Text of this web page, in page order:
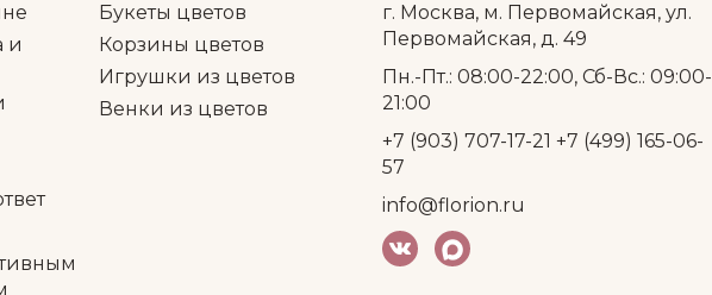
и
Букеты цветов
Корзины цветов
Игрушки из цветов
Венки из цветов
г. Москва, м. Первомайская, ул.
Первомайская, д. 49
Пн.-Пт.: 08:00-22:00, Сб-Вс.: 09:00-
21:00
+7 (903) 707-17-21 +7 (499) 165-06-
57
info@florion.ru